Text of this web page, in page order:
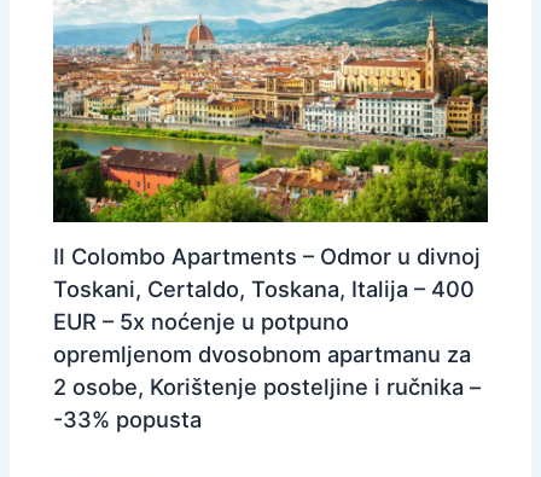
Il Colombo Apartments – Odmor u divnoj
Toskani, Certaldo, Toskana, Italija – 400
EUR – 5x noćenje u potpuno
opremljenom dvosobnom apartmanu za
2 osobe, Korištenje posteljine i ručnika –
-33% popusta